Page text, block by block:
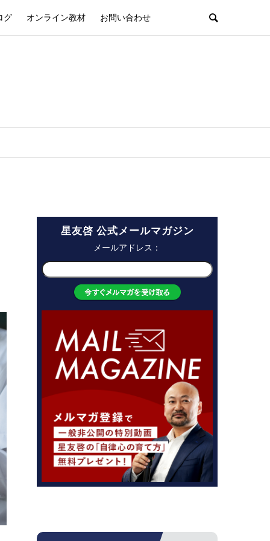
グ オンライン教材 お問い合わせ
星友啓 公式メールマガジン
メールアドレス：